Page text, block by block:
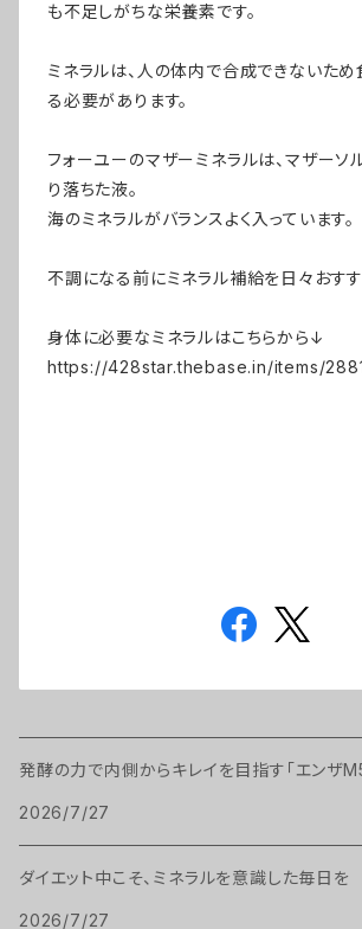
も不足しがちな栄養素です。
ミネラルは、人の体内で合成できないた
る必要があります。
フォーユーのマザーミネラルは、マザーソ
り落ちた液。
海のミネラルがバランスよく入っています。
不調になる前にミネラル補給を日々おすす
身体に必要なミネラルはこちらから↓
https://428star.thebase.in/items/
発酵の力で内側からキレイを目指す「エンザ
2026/7/27
ダイエット中こそ、ミネラルを意識した毎日を
2026/7/27